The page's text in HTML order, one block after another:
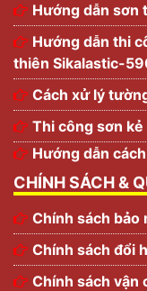
Hướng dẫn sơn
Hướng dẫn thi
thiên Sikalastic-
Cách xử lý
Thi công sơn
Hướng dẫn
CHÍNH SÁCH &
Chính sách bảo
Chính sách đổi
Chính sách vận